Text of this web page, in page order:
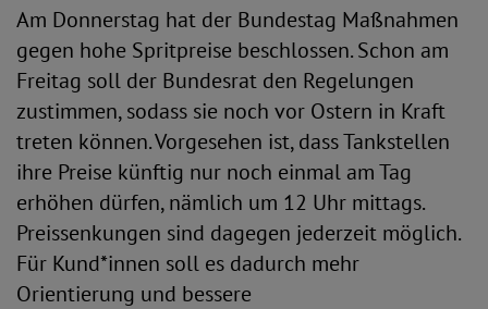
Am Donnerstag hat der Bundestag Maßnahmen
gegen hohe Spritpreise beschlossen. Schon am
Freitag soll der Bundesrat den Regelungen
zustimmen, sodass sie noch vor Ostern in Kraft
treten können. Vorgesehen ist, dass Tankstellen
ihre Preise künftig nur noch einmal am Tag
erhöhen dürfen, nämlich um 12 Uhr mittags.
Preissenkungen sind dagegen jederzeit möglich.
Für Kund*innen soll es dadurch mehr
Orientierung und bessere